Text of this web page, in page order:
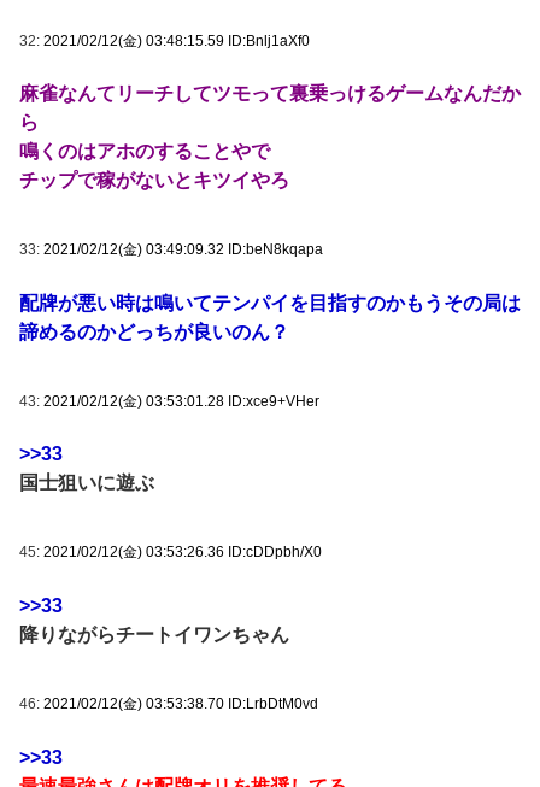
32: 2021/02/12(金) 03:48:15.59 ID:Bnlj1aXf0
麻雀なんてリーチしてツモって裏乗っけるゲームなんだか
ら
鳴くのはアホのすることやで
チップで稼がないとキツイやろ
33: 2021/02/12(金) 03:49:09.32 ID:beN8kqapa
配牌が悪い時は鳴いてテンパイを目指すのかもうその局は
諦めるのかどっちが良いのん？
43: 2021/02/12(金) 03:53:01.28 ID:xce9+VHer
>>33
国士狙いに遊ぶ
45: 2021/02/12(金) 03:53:26.36 ID:cDDpbh/X0
>>33
降りながらチートイワンちゃん
46: 2021/02/12(金) 03:53:38.70 ID:LrbDtM0vd
>>33